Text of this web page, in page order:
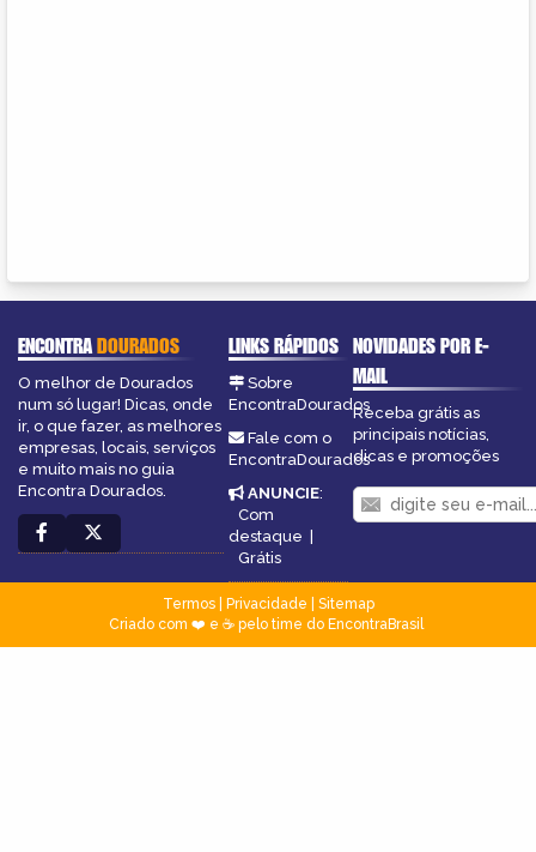
ENCONTRADOURADOS
O melhor de Dourados
num só lugar! Dicas, onde
ir, o que fazer, as melhores
empresas, locais, serviços
e muito mais no guia
Encontra Dourados.
LINKS RÁPIDOS
Sobre
EncontraDourados
Fale com o
EncontraDourados
ANUNCIE:
Com
destaque |
Grátis
NOVIDADES POR E-
MAIL
Receba grátis as
principais notícias,
dicas e promoções
Termos| Privacidade
Sitemap
Criado com ❤️ e ☕ pelo time do EncontraBrasil